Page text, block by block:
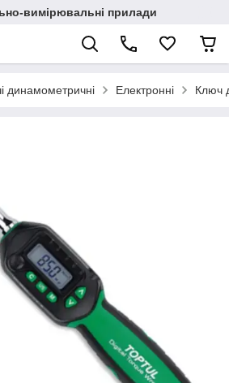
вимірювальні прилади
динамометричні Електронні Ключ